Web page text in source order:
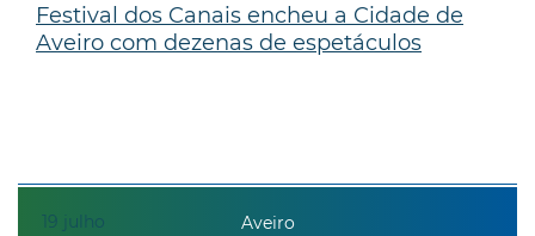
19 julho
Festival dos Canais encheu a Cidade de
Aveiro com dezenas de espetáculos
Aveiro